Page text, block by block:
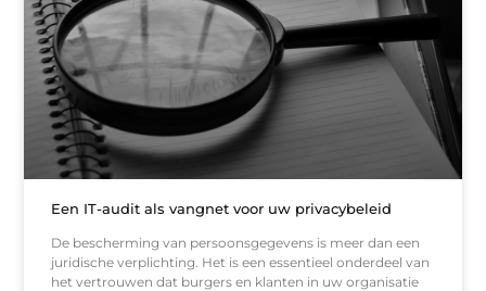
Een IT-audit als vangnet voor uw privacybeleid
De bescherming van persoonsgegevens is meer dan een
juridische verplichting. Het is een essentieel onderdeel van
het vertrouwen dat burgers en klanten in uw organisatie